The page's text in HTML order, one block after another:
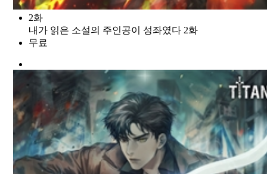
2화
내가 읽은 소설의 주인공이 성좌였다 2화
무료